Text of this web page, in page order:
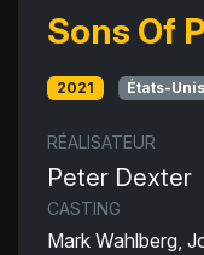
Sons Of
2021 États-Unis
RÉALISATEUR
Peter Dexter
CASTING
Mark Wahlberg,